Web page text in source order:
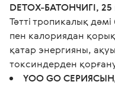
DETOX-БАТОНЧИГІ, 25
Тәтті тропикалық
пен калориядан
қатар энергияны,
токсиндерден
YOO GO